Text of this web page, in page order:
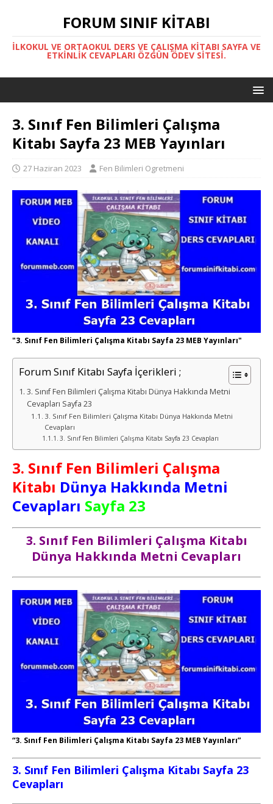
FORUM SINIF KITABI
İLKOKUL VE ORTAOKUL DERS VE ÇALIŞMA KITABI SAYFA VE
ETKINLIK CEVAPLARI ÖZGÜN ÖDEV SITESI.
3. Sınıf Fen Bilimleri Çalışma
Kitabı Sayfa 23 MEB Yayınları
27 Haziran 2023 Fen Bilimleri Ogretmeni
"3. Sınıf Fen Bilimleri Çalışma Kitabı Sayfa 23 MEB Yayınları"
Forum Sınıf Kitabı Sayfa İçerikleri ;
3. Sınıf Fen Bilimleri Çalışma Kitabı Dünya Hakkında Metni
Cevapları Sayfa 23
3. Sınıf Fen Bilimleri Çalışma Kitabı Dünya Hakkında Metni
Cevapları
3. Sınıf Fen Bilimleri Çalışma Kitabı Sayfa 23 Cevapları
3. Sınıf Fen Bilimleri Çalışma
Kitabı Dünya Hakkında Metni
Cevapları Sayfa 23
3. Sınıf Fen Bilimleri Çalışma Kitabı
Dünya Hakkında Metni Cevapları
“3. Sınıf Fen Bilimleri Çalışma Kitabı Sayfa 23 MEB Yayınları”
3. Sınıf Fen Bilimleri Çalışma Kitabı Sayfa 23
Cevapları